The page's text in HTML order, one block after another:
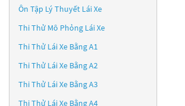
Ôn Tập Lý Thuyết Lái Xe
Thi Thử Mô Phỏng Lái Xe
Thi Thử Lái Xe Bằng A1
Thi Thử Lái Xe Bằng A2
Thi Thử Lái Xe Bằng A3
Thi Thử Lái Xe Bằng A4